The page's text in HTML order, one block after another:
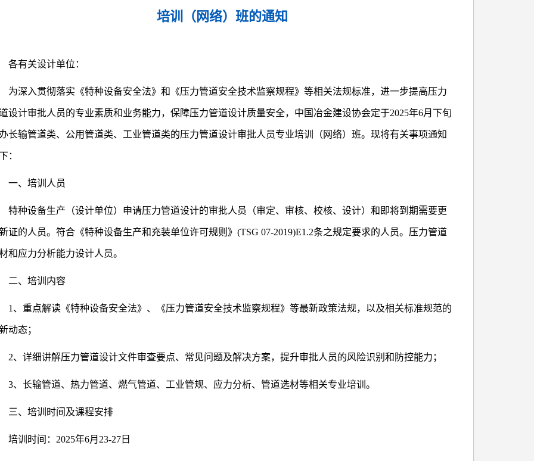
培训（网络）班的通知
各有关设计单位：
为深入贯彻落实《特种设备安全法》和《压力管道安全技术监察规程》等相关法规标准，进一步提高压力
设计审批人员的专业素质和业务能力，保障压力管道设计质量安全，中国冶金建设协会定于2025年6月下旬
长输管道类、公用管道类、工业管道类的压力管道设计审批人员专业培训（网络）班。现将有关事项通知
：
一、培训人员
特种设备生产（设计单位）申请压力管道设计的审批人员（审定、审核、校核、设计）和即将到期需要更
证的人员。符合《特种设备生产和充装单位许可规则》(TSG 07-2019)E1.2条之规定要求的人员。压力管道
和应力分析能力设计人员。
二、培训内容
1、重点解读《特种设备安全法》、《压力管道安全技术监察规程》等最新政策法规，以及相关标准规范的
动态；
2、详细讲解压力管道设计文件审查要点、常见问题及解决方案，提升审批人员的风险识别和防控能力；
3、长输管道、热力管道、燃气管道、工业管规、应力分析、管道选材等相关专业培训。
三、培训时间及课程安排
培训时间：2025年6月23-27日